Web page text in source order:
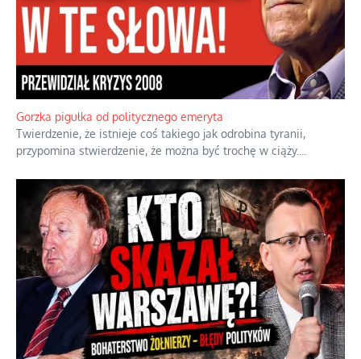
Gorzka pigułka od politycznego emeryta
Twierdzenie, że istnieje coś takiego jak odrobina tyranii,
przypomina stwierdzenie, że można być trochę w ciąży.